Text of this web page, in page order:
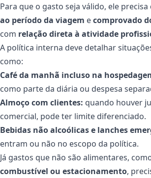
Para que o gasto seja válido, ele precisa
ao período da viagem ecomprovado
com relação direta à atividade
A política interna deve detalhar
como:
Café da manhã incluso na
como parte da diária ou despesa
Almoço com clientes: quando houver
comercial, pode ter limite diferenciado.
Bebidas não alcoólicas e lanches
entram ou não no escopo da política.
Já gastos que não são alimentares,
combustível ou estacionamento,